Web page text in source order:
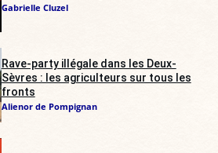
Gabrielle Cluzel
Rave-party illégale dans les Deux-
Sèvres : les agriculteurs sur tous les
fronts
Alienor de Pompignan